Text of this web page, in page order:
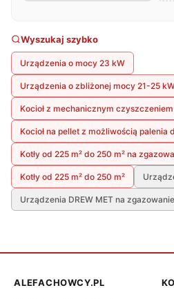
Wyszukaj szybko
Urządzenia o mocy 23 kW
Urządzenia o zbliżonej mocy 21-25
Kocioł z mechanicznym
Kocioł na pellet z możliwością palenia
Kotły od 225 m² do 250 m² na
Kotły od 225 m² do 250 m²
Urządzenia DREW MET na
ALEFACHOWCY.PL